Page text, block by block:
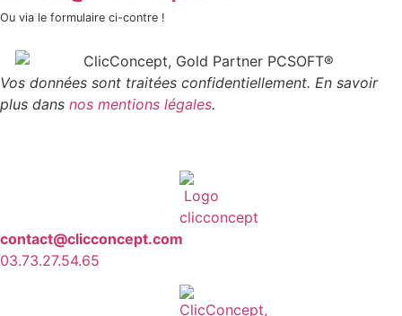
Ou via le formulaire ci-contre !
Vos données sont traitées confidentiellement. En savoir
plus dans nos mentions légales.
contact@clicconcept.com
03.73.27.54.65